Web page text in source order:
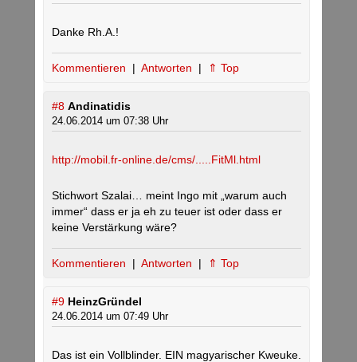
Danke Rh.A.!
Kommentieren | Antworten | ⇑ Top
#8 Andinatidis
24.06.2014 um 07:38 Uhr
http://mobil.fr-online.de/cms/.....FitMl.html
Stichwort Szalai… meint Ingo mit „warum auch
immer“ dass er ja eh zu teuer ist oder dass er
keine Verstärkung wäre?
Kommentieren | Antworten | ⇑ Top
#9 HeinzGründel
24.06.2014 um 07:49 Uhr
Das ist ein Vollblinder. EIN magyarischer Kweuke.